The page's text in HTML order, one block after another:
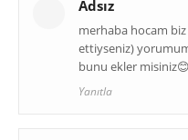
Adsız
merhaba hocam biz
ettiyseniz)
bunu ekler
Yanıtla